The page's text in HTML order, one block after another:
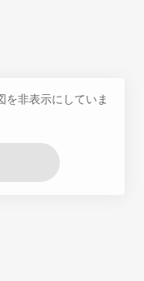
を非表示にしていま